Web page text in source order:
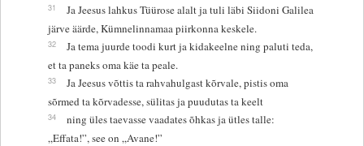
31
Ja Jeesus lahkus Tüürose alalt ja tuli läbi Siidoni Galilea
järve äärde, Kümnelinnamaa piirkonna keskele.
32
Ja tema juurde toodi kurt ja kidakeelne ning paluti teda,
et ta paneks oma käe ta peale.
33
Ja Jeesus võttis ta rahvahulgast kõrvale, pistis oma
sõrmed ta kõrvadesse, sülitas ja puudutas ta keelt
34
ning üles taevasse vaadates õhkas ja ütles talle:
„Effata!”, see on „Avane!”